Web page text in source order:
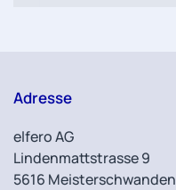
Adresse
elfero AG
Lindenmattstrasse 9
5616 Meisterschwanden